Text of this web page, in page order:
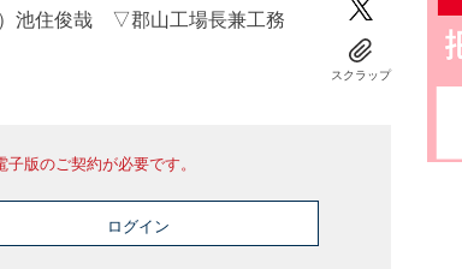
池住俊哉 ▽郡山工場長兼工務
スクラップ
版のご契約が必要です。
ログイン